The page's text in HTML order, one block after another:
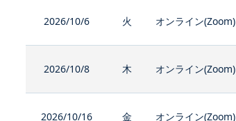
2026/10/6 火 オンライン(Zoom)
2026/10/8 木 オンライン(Zoom)
2026/10/16 金 オンライン(Zoom)